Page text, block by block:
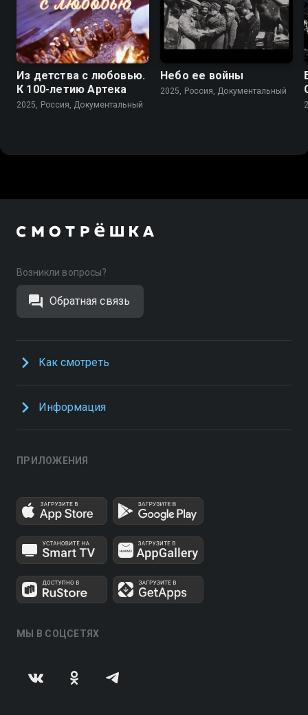
Из детства с любовью.
К 100-летию Артека
2025, Россия, Документальный
Небо ее войны
2025, Россия, Документальный
Возникли вопросы?
Обратная связь
Как смотреть
Информация
ПРИЛОЖЕНИЯ
МЫ В СОЦСЕТЯХ